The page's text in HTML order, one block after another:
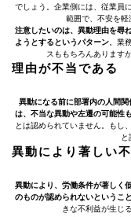
でしょう。企業側には、従業員
範囲で、不安を軽
注意したいのは、異動理由を尋
ようとするというパターン 。業
スももちろんあります
理由が不当である
異動になる前に部署内の人間
は、不当な異動や左遷の可能性も
とは認められていません。もし
と
異動により著しい
異動により、労働条件が著しく
のものが認められないというこ
きな不利益が生じ